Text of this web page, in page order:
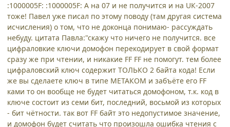
:1000005F: :1000005F: А на 07 и не получится и на UК-2007
тоже! Павел уже писал по этому поводу (там другая система
исчисления) о том, что не доконца понимаю- рассуждать
небуду. цитата Павла:"скажу что ничего не получится. все
цифраловкие ключи домофон перекодирует в свой формат
сразу же при чтении, и никакие FF FF не помогут. тем более
цифраловский ключ содержит ТОЛЬКО 2 байта кода! Если
же вы сделаете ключ в типе МЕТАКОМ и забъёте его FF
ками то он вообще не будет читаться домофоном, т.к. код в
ключе состоит из семи бит, последний, восьмой из которых
- бит чётности. так вот FF байт это недопустимое значение,
и домофон будет считать что произошла ошибка чтения с